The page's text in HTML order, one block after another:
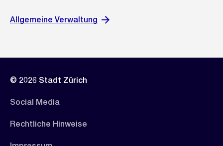
Allgemeine Verwaltung
© 2026 Stadt Zürich
Social Media
Rechtliche Hinweise